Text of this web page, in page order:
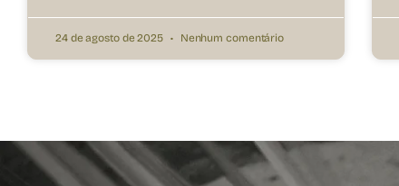
24 de agosto de 2025 Nenhum comentário